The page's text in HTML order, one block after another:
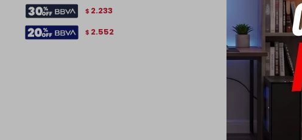
$ 2.233
$ 2.552